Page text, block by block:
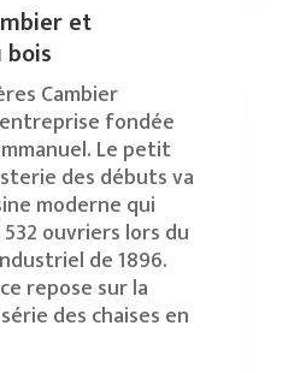
et
bois
Cambier
fondée
Le petit
des débuts va
moderne qui
532 ouvriers lors du
de 1896.
repose sur la
des chaises en